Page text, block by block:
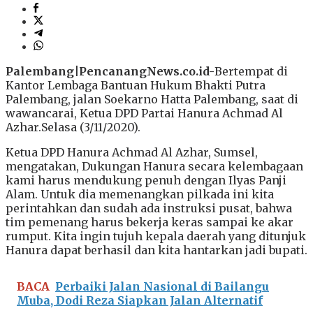
Palembang|PencanangNews.co.id-Bertempat di
Kantor Lembaga Bantuan Hukum Bhakti Putra
Palembang, jalan Soekarno Hatta Palembang, saat di
wawancarai, Ketua DPD Partai Hanura Achmad Al
Azhar.Selasa (3/11/2020).
Ketua DPD Hanura Achmad Al Azhar, Sumsel,
mengatakan, Dukungan Hanura secara kelembagaan
kami harus mendukung penuh dengan Ilyas Panji
Alam. Untuk dia memenangkan pilkada ini kita
perintahkan dan sudah ada instruksi pusat, bahwa
tim pemenang harus bekerja keras sampai ke akar
rumput. Kita ingin tujuh kepala daerah yang ditunjuk
Hanura dapat berhasil dan kita hantarkan jadi bupati.
BACA Perbaiki Jalan Nasional di Bailangu
Muba, Dodi Reza Siapkan Jalan Alternatif